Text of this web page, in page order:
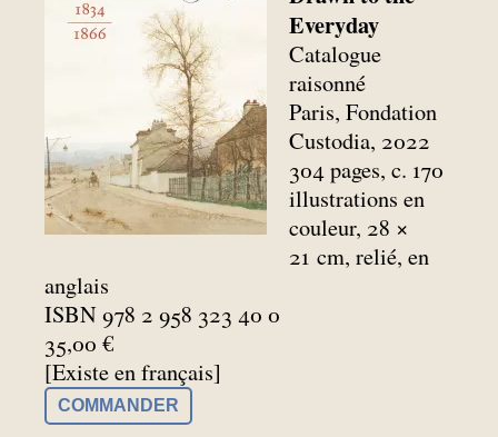
Everyday
Catalogue
raisonné
Paris, Fondation
Custodia, 2022
304 pages, c. 170
illustrations en
couleur, 28 ×
21 cm, relié, en
anglais
ISBN 978 2 958 323 40 0
35,00 €
[Existe en français]
COMMANDER